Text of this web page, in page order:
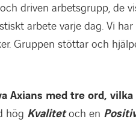
driven arbetsgrupp, de
arbete varje dag. Vi
Gruppen stöttar och
Axians med tre ord,
hög Kvalitetoch en